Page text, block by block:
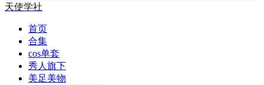
天使学社
首页
合集
cos单套
秀人旗下
美足美物